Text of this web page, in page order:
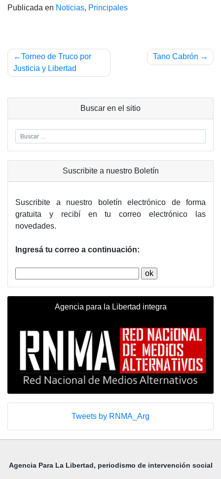
Publicada en Noticias, Principales
Navegación
de
Torneo de Truco por
Justicia y Libertad
Tano Cabrón
Buscar en el sitio
Suscribite a nuestro Boletín
Suscribite a nuestro boletín electrónico de forma
gratuita y recibí en tu correo electrónico las
novedades.
Ingresá tu correo a continuación:
Agencia para la Libertad integra
Tweets by RNMA_Arg
Agencia Para La Libertad, periodismo de intervención social